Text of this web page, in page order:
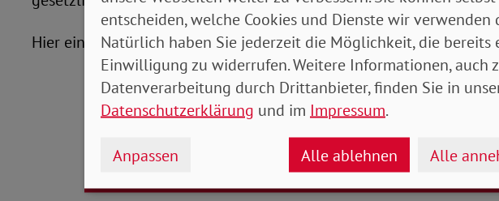
Hier ein Beispiel für den Jahrgang 1962:
entscheiden, welche Cookies und Dienste wir verwenden
Natürlich haben Sie jederzeit die Möglichkeit, die bereits
Einwilligung zu widerrufen. Weitere Informationen, auch
Datenverarbeitung durch Drittanbieter, finden Sie in
Datenschutzerklärung und im Impressum.
Anpassen Alle ablehnen Alle